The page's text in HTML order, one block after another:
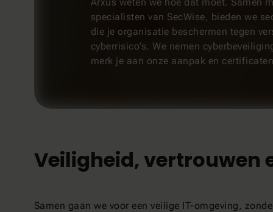
specialisten van SecWise, bieden we
die je organisatie beschermen tegen
cyberrisico’s. We nemen
merk je aan onze aanpak en
Veiligheid, vertrouwen
Samen gaan we voor een veilige IT-omgeving,